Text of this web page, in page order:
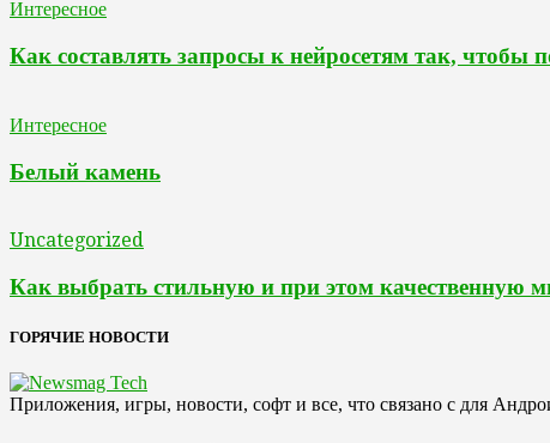
Интересное
Как составлять запросы к нейросетям так, чтобы
Интересное
Белый камень
Uncategorized
Как выбрать стильную и при этом качественную
ГОРЯЧИЕ НОВОСТИ
Приложения, игры, новости, софт и все, что связано с для